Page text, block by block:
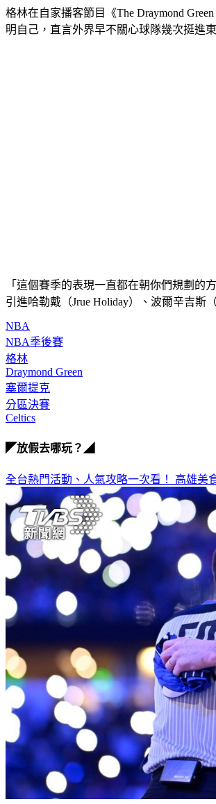
格林在自家播客節目《The Draymond
明自己，直言外界早不關心球隊幾次挺進
「這個賽季的表現一直都在朝你們規劃的
引進哈勒戴（Jrue Holiday）、波爾辛吉斯
NBA
NBA季後賽
格林
Draymond Green
塞爾提克
分區決賽
Celtics
◤放假去哪玩？◢
全台熱門活動、人氣攻略一次看！ 高雄美